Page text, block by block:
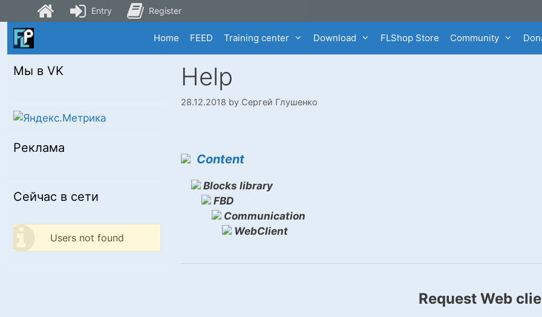
Skip
Home FEED Training center Download FLShop Store Community
Help
28.12.2018 by Сергей Глушенко
Content
Blocks library
FBD
Communication
WebClient
Request Web
Мы в VK
Реклама
Сейчас в сети
Users not found
Entry Register